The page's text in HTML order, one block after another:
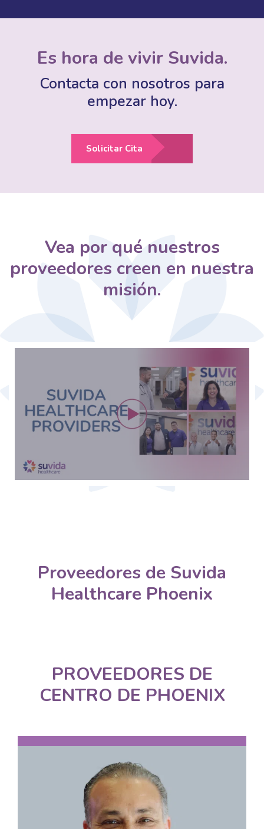
Es hora de vivir Suvida.
Contacta con nosotros para
empezar hoy.
Solicitar Cita
Vea por qué nuestros
proveedores creen en nuestra
misión.
Proveedores de Suvida
Healthcare Phoenix
PROVEEDORES DE
CENTRO DE PHOENIX